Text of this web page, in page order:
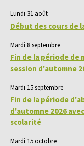
Lundi 31 août
Début des cours de
Mardi 8 septembre
Fin de la période de
session d'automne
Mardi 15 septembre
Fin de la période
d'automne 2026
scolarité
Mardi 15 octobre